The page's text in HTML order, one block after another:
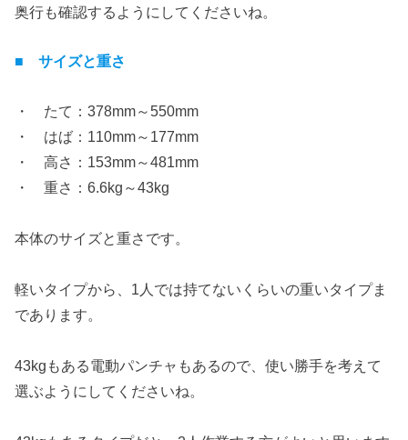
奥行も確認するようにしてくださいね。
■ サイズと重さ
・ たて：378mm～550mm
・ はば：110mm～177mm
・ 高さ：153mm～481mm
・ 重さ：6.6kg～43kg
本体のサイズと重さです。
軽いタイプから、1人では持てないくらいの重いタイプま
であります。
43kgもある電動パンチャもあるので、使い勝手を考えて
選ぶようにしてくださいね。